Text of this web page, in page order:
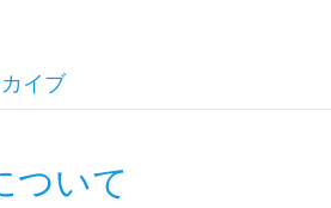
イブ
ついて